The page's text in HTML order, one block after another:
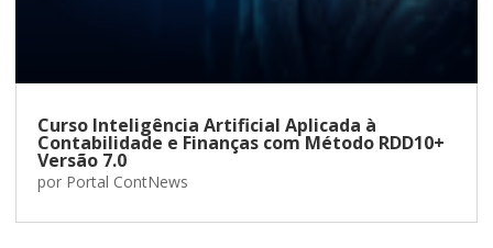
Curso Inteligência Artificial Aplicada à
Contabilidade e Finanças com Método RDD10+
Versão 7.0
por Portal ContNews